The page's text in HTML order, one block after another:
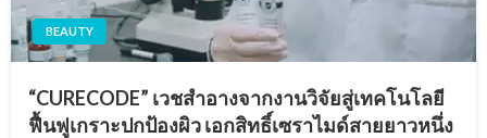
BEAUTY
“CURECODE” เวชสำอางจากงานวิจัยสู่เทคโนโลยี
ฟื้นฟูเกราะปกป้องผิว เอกสิทธิ์เซราไมด์สายยาวหนึ่ง